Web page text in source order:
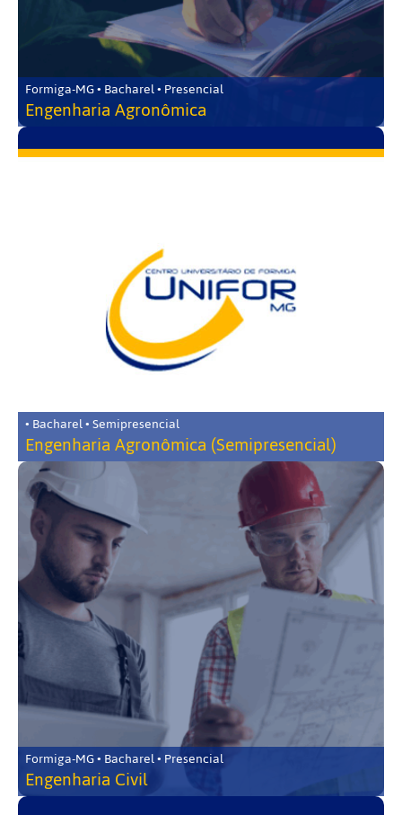
Formiga-MG • Bacharel • Presencial
Engenharia Agronômica
• Bacharel • Semipresencial
Engenharia Agronômica (Semipresencial)
Formiga-MG • Bacharel • Presencial
Engenharia Civil